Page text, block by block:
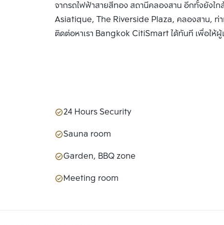
จากรถไฟฟ้าสายสีทอง สถานีคลองสาน อีกทั้งยัง
Asiatique, The Riverside Plaza, คลองสาน, ท่า
ติดต่อหาเรา Bangkok CitiSmart ได้ทันที เพื่อให้ผู้
24 Hours Security
Sauna room
Garden, BBQ zone
Meeting room